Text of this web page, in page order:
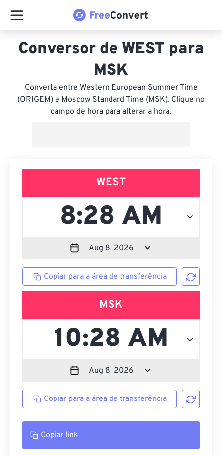
Conversor de WEST para
MSK
Converta entre Western European Summer Time
(ORIGEM) e Moscow Standard Time (MSK). Clique no
campo de hora para alterar a hora.
WEST
Copiar para a área de transferência
MSK
Copiar para a área de transferência
Copiar link